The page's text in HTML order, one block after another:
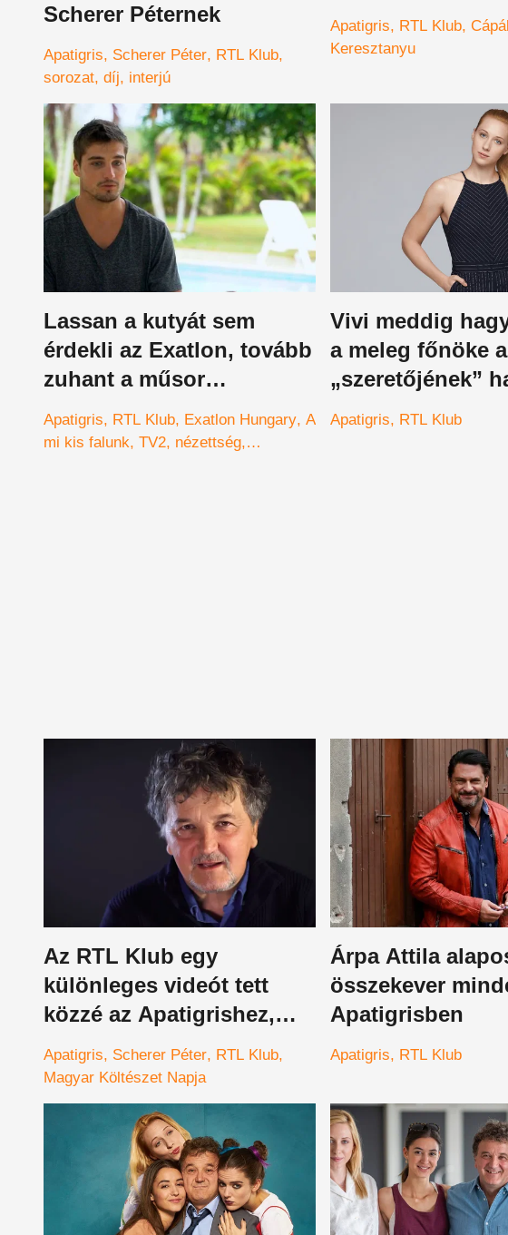
Scherer Péternek
Apatigris Scherer Péter RTL Klub
sorozat díj interjú
Apatigris RTL Klub
Keresztanyu
Lassan a kutyát sem
érdekli az Exatlon, tovább
zuhant a műsor
nézettsége
Apatigris RTL Klub Exatlon Hungary A
mi kis falunk TV2 nézettség
Vivi meddig
a meleg főnöke a
„szeretőjének”
őt?
Apatigris RTL Klub
Az RTL Klub egy
különleges videót tett
közzé az Apatigrishez,
amit érdemes megnézni
Apatigris Scherer Péter RTL Klub
Magyar Költészet Napja
Árpa Attila
összekever
Apatigrisben
Apatigris RTL Klub